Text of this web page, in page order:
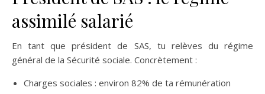
assimilé salarié
En tant que président de SAS, tu relèves du régime
général de la Sécurité sociale. Concrètement :
Charges sociales : environ 82% de ta rémunération